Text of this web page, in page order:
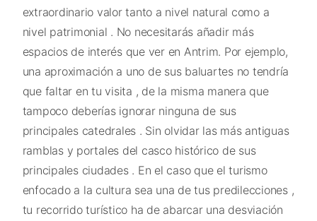
extraordinario valor tanto a nivel natural como a
nivel patrimonial . No necesitarás añadir más
espacios de interés que ver en Antrim. Por ejemplo,
una aproximación a uno de sus baluartes no tendría
que faltar en tu visita , de la misma manera que
tampoco deberías ignorar ninguna de sus
principales catedrales . Sin olvidar las más antiguas
ramblas y portales del casco histórico de sus
principales ciudades . En el caso que el turismo
enfocado a la cultura sea una de tus predilecciones ,
tu recorrido turístico ha de abarcar una desviación